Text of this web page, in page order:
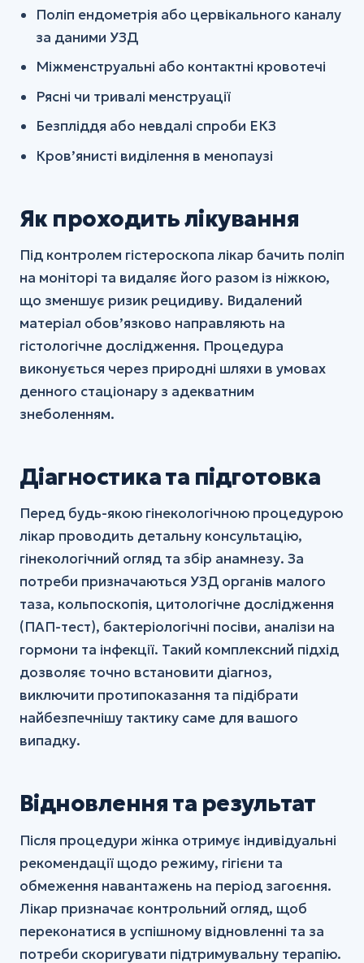
Поліп ендометрія або цервікального каналу
за даними УЗД
Міжменструальні або контактні кровотечі
Рясні чи тривалі менструації
Безпліддя або невдалі спроби ЕКЗ
Кров’янисті виділення в менопаузі
Як проходить лікування
Під контролем гістероскопа лікар бачить поліп
на моніторі та видаляє його разом із ніжкою,
що зменшує ризик рецидиву. Видалений
матеріал обов’язково направляють на
гістологічне дослідження. Процедура
виконується через природні шляхи в умовах
денного стаціонару з адекватним
знеболенням.
Діагностика та підготовка
Перед будь-якою гінекологічною процедурою
лікар проводить детальну консультацію,
гінекологічний огляд та збір анамнезу. За
потреби призначаються УЗД органів малого
таза, кольпоскопія, цитологічне дослідження
(ПАП-тест), бактеріологічні посіви, аналізи на
гормони та інфекції. Такий комплексний підхід
дозволяє точно встановити діагноз,
виключити протипоказання та підібрати
найбезпечнішу тактику саме для вашого
випадку.
Відновлення та результат
Після процедури жінка отримує індивідуальні
рекомендації щодо режиму, гігієни та
обмеження навантажень на період загоєння.
Лікар призначає контрольний огляд, щоб
переконатися в успішному відновленні та за
потреби скоригувати підтримувальну терапію.